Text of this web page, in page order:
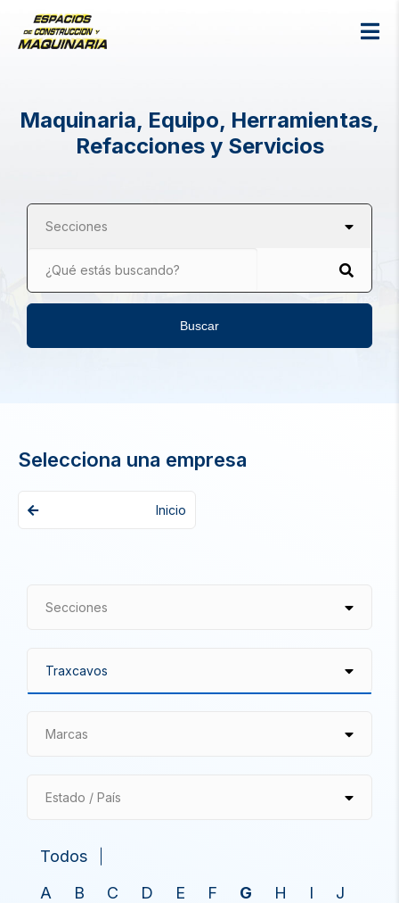
Maquinaria, Equipo, Herramientas,
Refacciones y Servicios
Secciones
¿Qué estás buscando?
Buscar
Selecciona una empresa
Inicio
Secciones
Marcas
Estado / País
Todos
A
B C D E F G H I
J